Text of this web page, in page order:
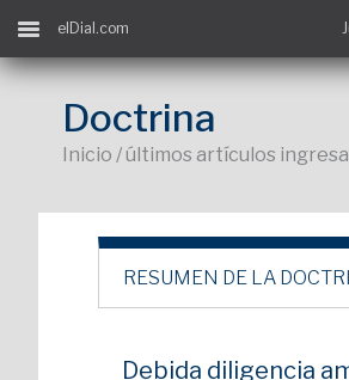
elDial.com
Doctrina
Inicio / últimos artículos
RESUMEN DE LA
Debida diligencia